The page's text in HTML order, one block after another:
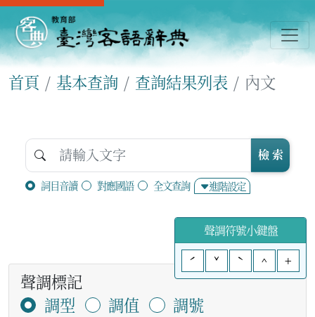
首頁 基本查詢 查詢結果列表 內文
詞目音讀 對應國語 全文查詢 進階設定
檢 索
聲調符號小鍵盤
ˊ
ˇ ˋ ^ +
聲調標記
調型
調值
調號